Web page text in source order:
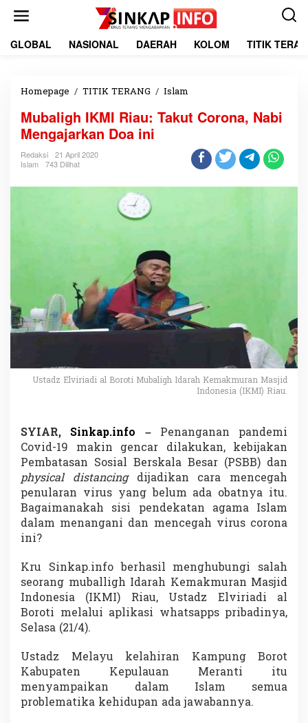
GLOBAL NASIONAL DAERAH KOLOM TITIK
Homepage / TITIK TERANG / Islam
b
g
I
T
a
k
o
a
,
N
a
M
e
n
j
a
r
k
a
o
a
i
Mubaligh IKMI Riau: Takut Corona, Nabi
Mengajarkan Doa ini
Redaksi
21 April 2020
Islam
743 Dilihat
Ustadz Elviriadi al Boroti Mubaligh Idarah Kemakmuran Masjid
Indonesia (IKMI) Riau.
SYIAR, Sinkap.info – Penanganan pandemi
Covid-19 makin gencar dilakukan, kebijakan
Pembatasan Sosial Berskala Besar (PSBB) dan
physical distancingdijadikan cara mencegah
penularan virus yang belum ada obatnya itu.
Bagaimanakah sisi pendekatan agama Islam
dalam menangani dan mencegah virus corona
ini?
Kru Sinkap.info berhasil menghubungi salah
seorang muballigh Idarah Kemakmuran Masjid
Indonesia (IKMI) Riau, Ustadz Elviriadi al
Boroti melalui aplikasi whatsapps pribadinya,
Selasa (21/4).
Ustadz Melayu kelahiran Kampung Borot
Kabupaten Kepulauan Meranti itu
menyampaikan dalam Islam semua
problematika kehidupan ada jawabannya.